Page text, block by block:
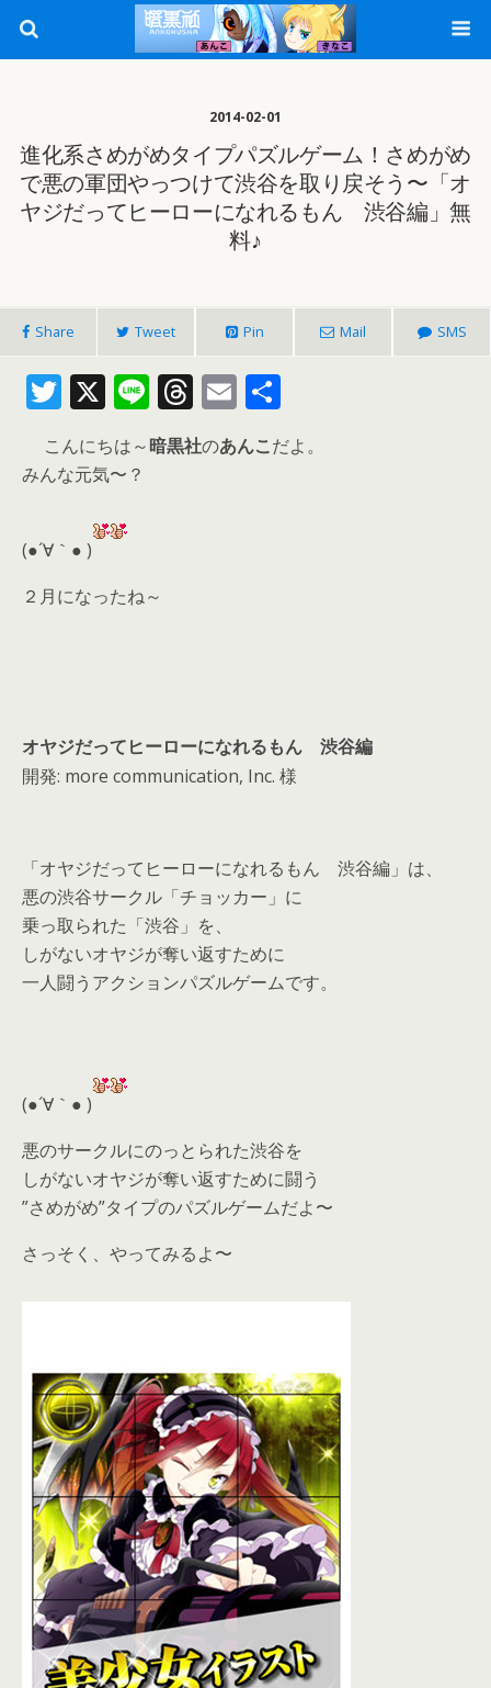
2014-02-01
進化系さめがめタイプパズルゲーム！さめがめ
で悪の軍団やっつけて渋谷を取り戻そう〜「オ
ヤジだってヒーローになれるもん 渋谷編」無
料♪
Share Tweet Pin Mail SMS
T
w
itt
er
X Li
n
e
T
h
re
E
m
ai
有
こんにちは～暗黒社のあんこだよ。
みんな元気〜？
(●´∀｀● )
２月になったね～
オヤジだってヒーローになれるもん 渋谷編
開発: more communication, Inc. 様
「オヤジだってヒーローになれるもん 渋谷編」は、
悪の渋谷サークル「チョッカー」に
乗っ取られた「渋谷」を、
しがないオヤジが奪い返すために
一人闘うアクションパズルゲームです。
(●´∀｀● )
悪のサークルにのっとられた渋谷を
しがないオヤジが奪い返すために闘う
”さめがめ”タイプのパズルゲームだよ〜
さっそく、やってみるよ〜